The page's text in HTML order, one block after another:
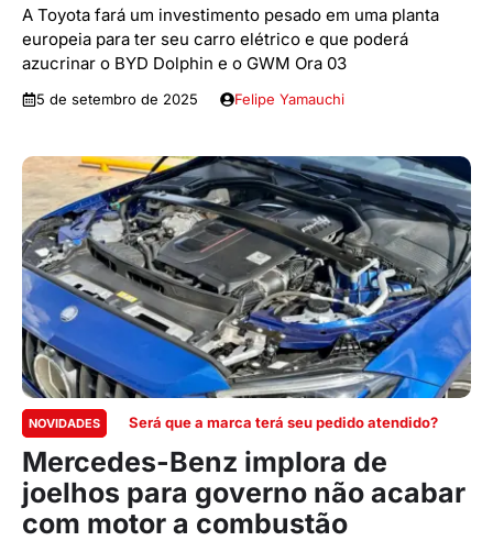
A Toyota fará um investimento pesado em uma planta
europeia para ter seu carro elétrico e que poderá
azucrinar o BYD Dolphin e o GWM Ora 03
5 de setembro de 2025 Felipe Yamauchi
NOVIDADES Será que a marca terá seu pedido atendido?
Mercedes-Benz implora de
joelhos para governo não acabar
com motor a combustão